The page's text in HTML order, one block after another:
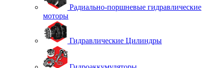
Радиально-поршневые гидравлические
моторы
Гидравлические Цилиндры